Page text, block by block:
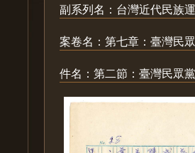
副系列名：台灣近代民族
案卷名：第七章：臺灣民
件名：第二節：臺灣民眾